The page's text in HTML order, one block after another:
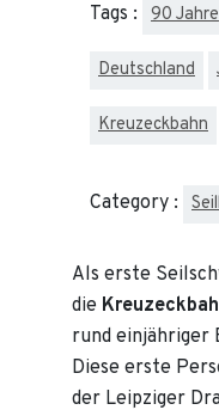
Tags : 90 Jahre
Deutschland
Kreuzeckbahn
Category :
Als erste
die
rund einjähriger
Diese erste
der Leipziger